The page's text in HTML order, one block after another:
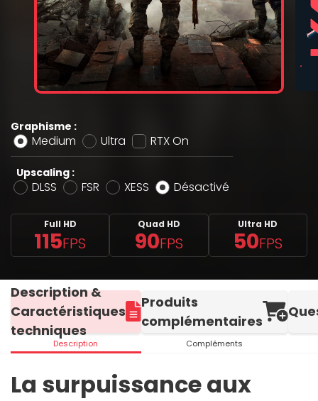
Graphisme :
Medium Ultra RTX On
Upscaling :
DLSS FSR XESS Désactivé
Full HD
115FPS
Quad HD
90FPS
Ultra HD
50FPS
Description &
Caractéristiques
techniques
Description
Produits
complémentaires
Compléments
La surpuissance aux